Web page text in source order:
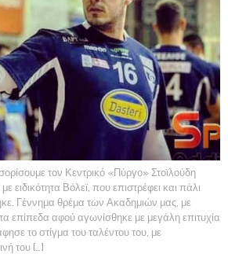
τον Κεντρικό «Πύργο» Στοϊλούδη
ειδικότητα Βόλεϊ, που επιστρέφει και πάλι
Γέννημα θρέμα των Ακαδημιών μας, με
επίπεδα αφού αγωνίσθηκε με μεγάλη επιτυχία
το στίγμα του ταλέντου του, με
του […]